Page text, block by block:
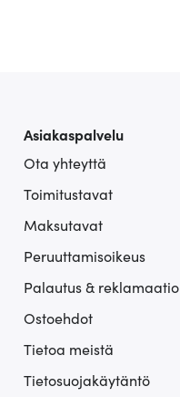
Asiakaspalvelu
Ota yhteyttä
Toimitustavat
Maksutavat
Peruuttamisoikeus
Palautus & reklamaatio
Ostoehdot
Tietoa meistä
Tietosuojakäytäntö